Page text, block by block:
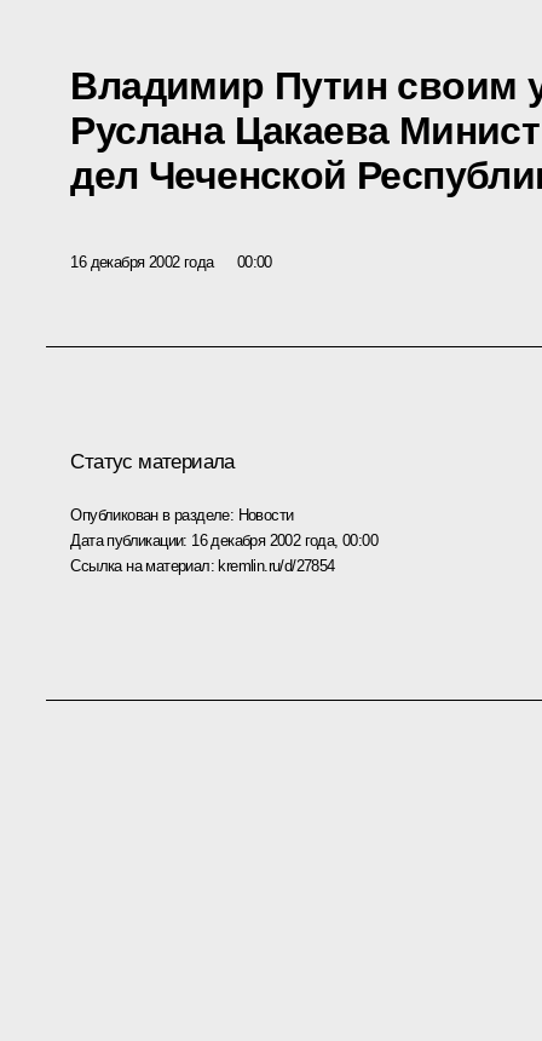
Владимир Путин своим
Руслана Цакаева
дел Чеченской
16 декабря 2002 года 00:00
Статус материала
Опубликован в разделе: Новости
Дата публикации: 16 декабря 2002 года, 00:00
Ссылка на материал:kremlin.ru/d/27854